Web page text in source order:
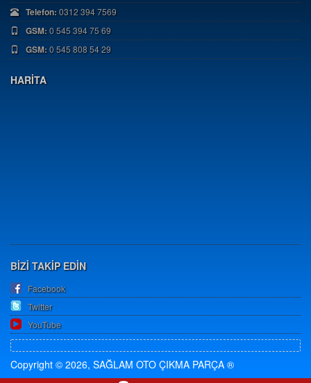
Telefon:0312 394 7569
GSM:0 545 394 75 69
GSM:0 545 808 54 29
HARİTA
BİZİ TAKİP EDİN
Facebook
Twitter
YouTube
Copyright © 2026, SAĞLAM OTO ÇIKMA PARÇA ®